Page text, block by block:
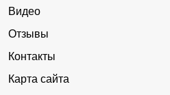
Видео
Отзывы
Контакты
Карта сайта